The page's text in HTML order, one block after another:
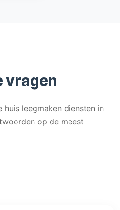
vragen
leegmaken diensten in
op de meest